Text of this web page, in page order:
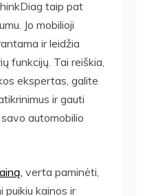
taip pat
Jo mobilioji
ir leidžia
funkcijų. Tai reiškia,
ekspertas, galite
ir gauti
automobilio
verta paminėti,
puikiu kainos ir